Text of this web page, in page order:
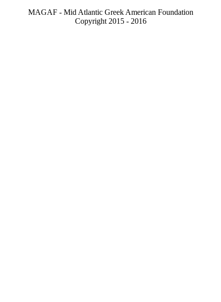
MAGAF - Mid Atlantic Greek American Foundation
Copyright 2015 - 2016